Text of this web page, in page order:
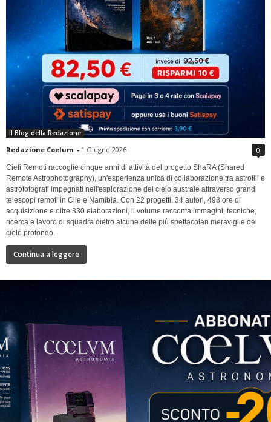
Il Blog della Redazione
Redazione Coelum - 1 Giugno 2026 0
Cieli Remoti raccoglie cinque anni di attività del progetto ShaRA (Shared
Remote Astrophotography), un'esperienza unica di collaborazione tra astrofili e
astrofotografi impegnati nell'esplorazione del cielo australe attraverso grandi
telescopi remoti in Cile e Namibia. Con 22 progetti, 34 autori, 493 ore di
acquisizione e oltre 330 elaborazioni, il volume racconta immagini, tecniche,
ricerca e lavoro di squadra dietro alcune delle più spettacolari meraviglie del
cielo profondo.
Continua a leggere